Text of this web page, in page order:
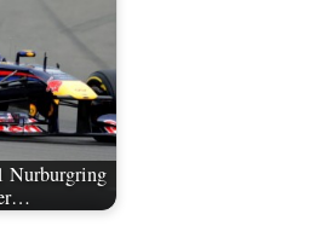
Nurburgring